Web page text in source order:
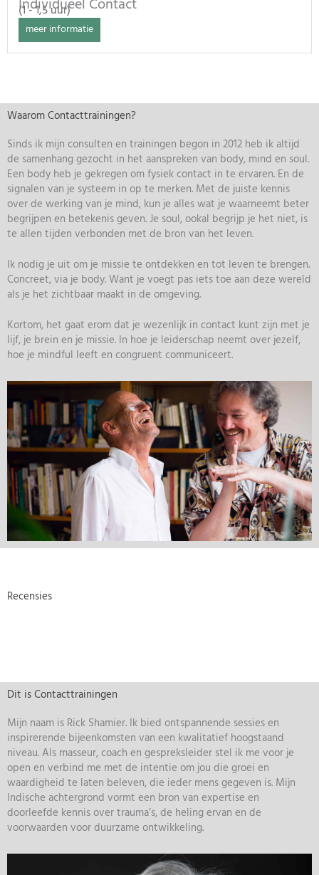
Individueel Contact
(1 - 1,5 uur)
meer informatie
Waarom Contacttrainingen?
Sinds ik mijn consulten en trainingen begon in 2012 heb ik altijd
de samenhang gezocht in het aanspreken van body, mind en soul.
Een body heb je gekregen om fysiek contact in te ervaren. En de
signalen van je systeem in op te merken. Met de juiste kennis
over de werking van je mind, kun je alles wat je waarneemt beter
begrijpen en betekenis geven. Je soul, ookal begrijp je het niet, is
te allen tijden verbonden met de bron van het leven.
Ik nodig je uit om je missie te ontdekken en tot leven te brengen.
Concreet, via je body. Want je voegt pas iets toe aan deze wereld
als je het zichtbaar maakt in de omgeving.
Kortom, het gaat erom dat je wezenlijk in contact kunt zijn met je
lijf, je brein en je missie. In hoe je leiderschap neemt over jezelf,
hoe je mindful leeft en congruent communiceert.
Recensies
Dit is Contacttrainingen
Mijn naam is Rick Shamier. Ik bied ontspannende sessies en
inspirerende bijeenkomsten van een kwalitatief hoogstaand
niveau.Als masseur, coach en gespreksleider stel ik me voor je
open en verbind me met de intentie om jou die groei en
waardigheid te laten beleven, die ieder mens gegeven is. Mijn
Indische achtergrond vormt een bron van expertise en
doorleefde kennis over trauma’s, de heling ervan en de
voorwaarden voor duurzame ontwikkeling.